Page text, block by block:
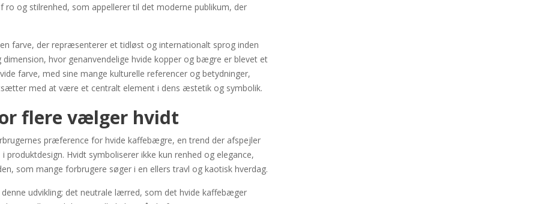
og stilrenhed, som appellerer til det moderne publikum, der
farve, der repræsenterer et tidløst og internationalt sprog inden
hvor genanvendelige hvide kopper og bægre er blevet et
farve, med sine mange kulturelle referencer og betydninger,
med at være et centralt element i dens æstetik og symbolik.
flere vælger hvidt
præference for hvide kaffebægre, en trend der afspejler
Hvidt symboliserer ikke kun renhed og elegance,
som mange forbrugere søger i en ellers travl og kaotisk hverdag.
udvikling; det neutrale lærred, som det hvide kaffebæger